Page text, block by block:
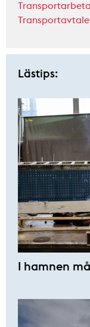
Lästips:
I hamnen